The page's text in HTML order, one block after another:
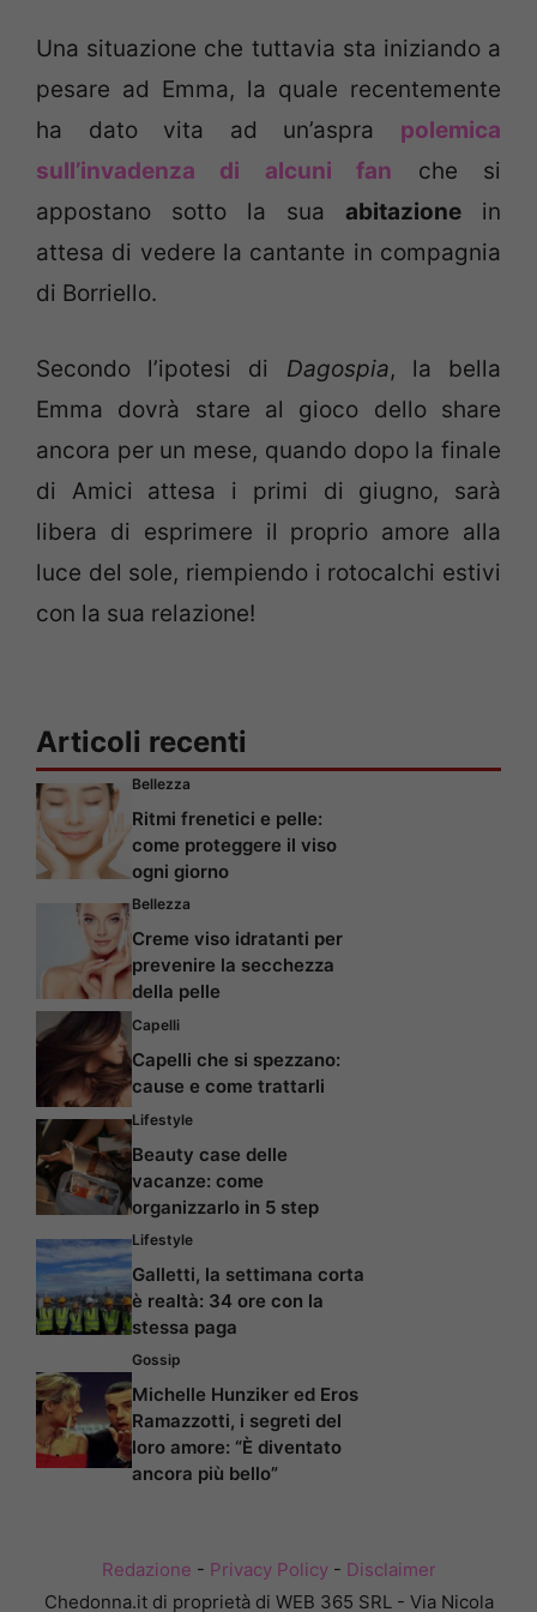
Una situazione che tuttavia sta iniziando a
pesare ad Emma, la quale recentemente
ha dato vita ad un’aspra polemica
sull’invadenza di alcuni fan
che si
appostano sotto la sua abitazione in
attesa di vedere la cantante in compagnia
di Borriello.
Secondo l’ipotesi di Dagospia, la bella
Emma dovrà stare al gioco dello share
ancora per un mese, quando dopo la finale
di Amici attesa i primi di giugno, sarà
libera di esprimere il proprio amore alla
luce del sole, riempiendo i rotocalchi estivi
con la sua relazione!
Articoli recenti
Bellezza
Ritmi frenetici e pelle:
come proteggere il viso
ogni giorno
Bellezza
Creme viso idratanti per
prevenire la secchezza
della pelle
Capelli
Capelli che si spezzano:
cause e come trattarli
Lifestyle
Beauty case delle
vacanze: come
organizzarlo in 5 step
Lifestyle
Galletti, la settimana corta
è realtà: 34 ore con la
stessa paga
Gossip
Michelle Hunziker ed Eros
Ramazzotti, i segreti del
loro amore: “È diventato
ancora più bello”
Redazione - Privacy Policy- Disclaimer
Chedonna.it di proprietà di WEB 365 SRL - Via Nicola